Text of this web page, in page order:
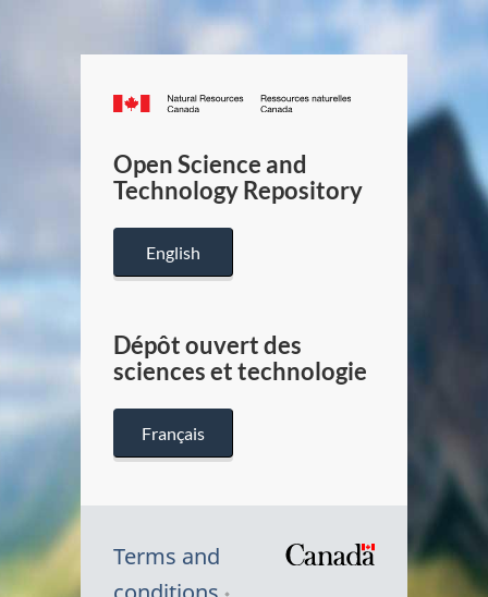
Canada.ca
/
Canada
Open Science and
Technology Repository
English
Dépôt ouvert des
sciences et technologie
Français
Terms and